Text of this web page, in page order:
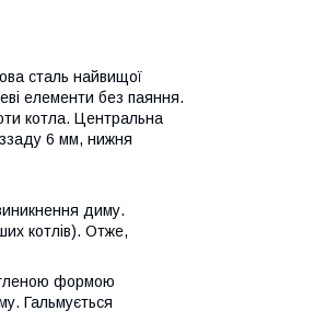
сталь найвищої
елементи без паяння.
котла. Центральна
ззаду 6 мм, нижня
диму.
котлів). Отже,
формою
Гальмується